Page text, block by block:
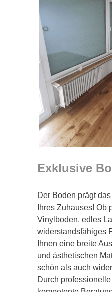
Exklusive
Der Boden prägt
Ihres Zuhauses! Ob
Vinylboden, edles
widerstandsfähiges
Ihnen eine breite
und ästhetischen
schön als auch
Durch